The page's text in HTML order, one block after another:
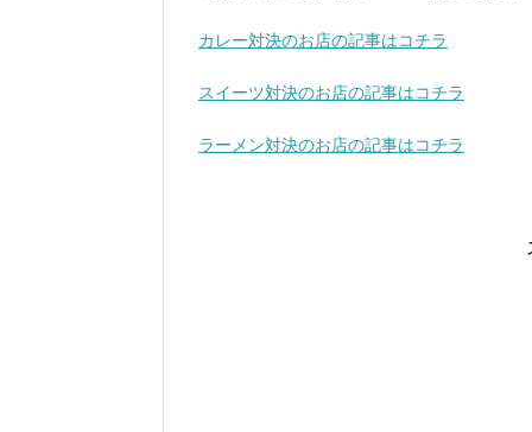
カレー対決のお店の記事はコチラ
スイーツ対決のお店の記事はコチラ
ラーメン対決のお店の記事はコチラ